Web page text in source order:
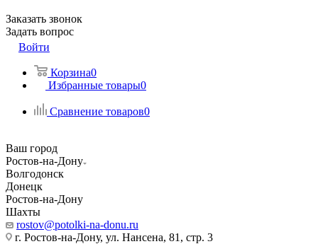
Заказать звонок
Задать вопрос
Войти
Корзина0
Избранные товары0
Сравнение товаров0
Ваш город
Ростов-на-Дону
Волгодонск
Донецк
Ростов-на-Дону
Шахты
rostov@potolki-na-donu.ru
г. Ростов-на-Дону, ул. Нансена, 81, стр. 3